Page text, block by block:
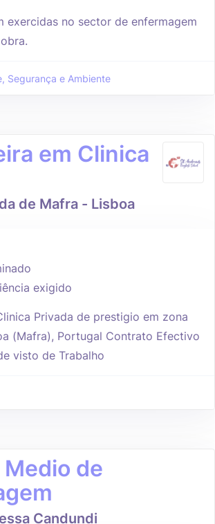
exercidas no sector de enfermagem
Segurança e Ambiente
em Clinica
de Mafra - Lisboa
exigido
Privada de prestigio em zona
(Mafra), Portugal Contrato Efectivo
visto de Trabalho
de
Candundi